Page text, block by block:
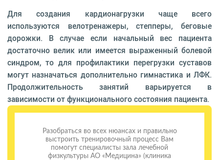
Для создания кардионагрузки чаще всего
используются вело­тренажеры, степперы, беговые
дорожки. В случае если началь­ный вес пациента
достаточно велик или имеется выраженный болевой
синдром, то для про­филактики перегрузки суста­вов
могут назначаться дополнительно гимнастика и ЛФК.
Продолжительность занятий варьиру­ется в
зависимости от функционального состояния пациента.
Разобраться во всех нюансах и пра­вильно
выстроить тренировоч­ный процесс Вам
помогут специа­листы зала лечебной
физкультуры АО «Медицина» (клиника